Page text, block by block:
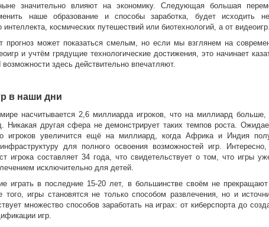
значительно влияют на экономику. Следующая большая
наше образование и способы заработка, будет исходить
интеллекта, космических путешествий или биотехнологий, а от видеоигр.
прогноз может показаться смелым, но если мы взглянем на
и учтём грядущие технологические достижения, это начинает
здесь действительно впечатляют.
в наши дни
насчитывается 2,6 миллиарда игроков, что на миллиард больше,
Никакая другая сфера не демонстрирует таких темпов роста.
игроков увеличится ещё на миллиард, когда Африка и Индия
для полного освоения возможностей игр.
игрока составляет 34 года, что свидетельствует о том, что игры
исключительно для детей.
играть в последние 15-20 лет, в большинстве своём не прекращают
того, игры становятся не только способом развлечения, но и
множество способов заработать на играх: от киберспорта до
игр.